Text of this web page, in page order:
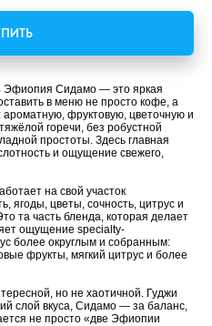
Эфиопия Сидамо — это яркая
в меню не просто кофе, а
фруктовую, цветочную и
горечи, без робустной
простоты. Здесь главная
и ощущение свежего,
на свой участок
ягоды, цветы, сочность, цитрус и
та часть бленда, которая делает
ощущение specialty-
более округлым и собранным:
фрукты, мягкий цитрус и более
но не хаотичной. Гуджи
слой вкуса, Сидамо — за баланс,
не просто «две Эфиопии